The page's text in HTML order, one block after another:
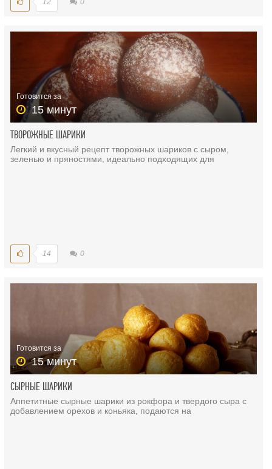
12 0
Готовится за
15 минут
ТВОРОЖНЫЕ ШАРИКИ
Легкий и вкусный рецепт творожных шариков с сыром,
зеленью и пряностями, идеально подходящих для
14 0
Готовится за
15 минут
СЫРНЫЕ ШАРИКИ
Аппетитные сырные шарики из рокфора и твердого сыра с
добавлением орехов и коньяка, подаются на